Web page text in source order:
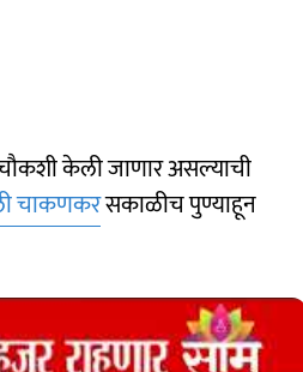
केली जाणार असल्याची
चाकणकरसकाळीच पुण्याहून